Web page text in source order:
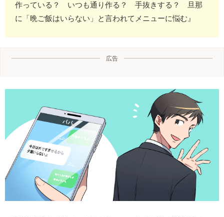
作っている？ いつも通り作る？ 手抜きする？ 旦那
に「晩ご飯はいらない」と言われてメニューに悩む』
広告